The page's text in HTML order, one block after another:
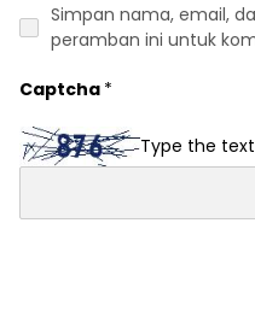
Simpan nama, email,
peramban ini untuk
Captcha *
Type the